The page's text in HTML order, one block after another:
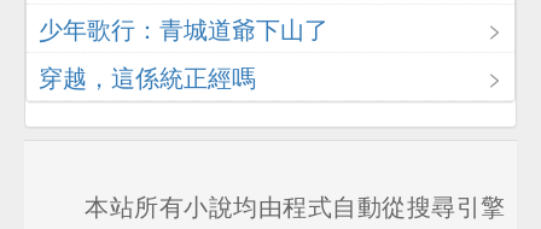
少年歌行：青城道爺下山了
穿越，這係統正經嗎
本站所有小說均由程式自動從搜尋引擎